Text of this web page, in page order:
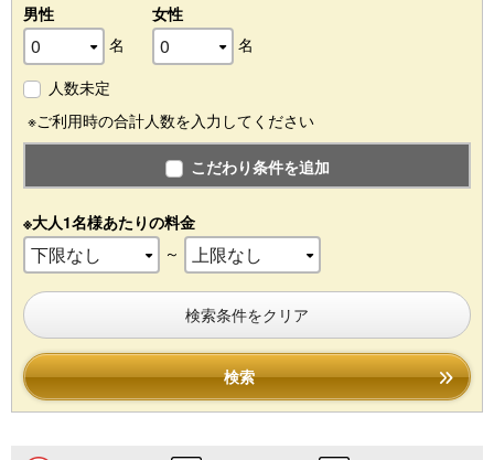
男性
名
女性
名
人数未定
※ご利用時の合計人数を入力してください
こだわり条件を追加
※大人1名様あたりの料金
～
検索条件をクリア
検索